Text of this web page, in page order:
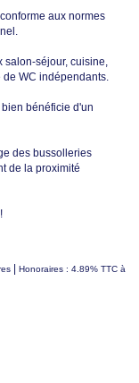
aux normes
salon-séjour, cuisine,
WC indépendants.
bien bénéficie d'un
des bussolleries
de la proximité
Honoraires : 4.89% TTC à